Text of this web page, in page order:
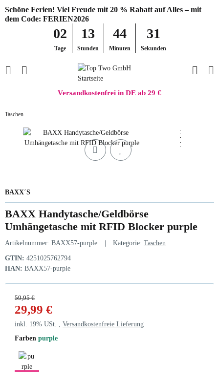
Schöne Ferien! Viel Freude mit 20 % Rabatt auf Alles – mit
dem Code: FERIEN2026
02
Tage
13
Stunden
44
Minuten
31
Sekunden
Versandkostenfrei in DE ab 29 €
Taschen
BAXX´S
BAXX Handytasche/Geldbörse
Umhängetasche mit RFID Blocker purple
Artikelnummer: BAXX57-purple Kategorie: Taschen
GTIN: 4251025762794
HAN: BAXX57-purple
59,95 €
29,99 €
inkl. 19% USt. , Versandkostenfreie Lieferung
Farben purple